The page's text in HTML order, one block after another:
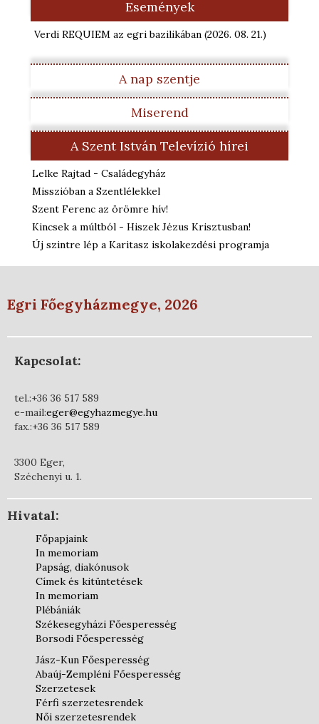
Események
Verdi REQUIEM az egri bazilikában (2026. 08. 21.)
A nap szentje
Miserend
A Szent István Televízió hírei
Lelke Rajtad - Családegyház
Misszióban a Szentlélekkel
Szent Ferenc az örömre hív!
Kincsek a múltból - Hiszek Jézus Krisztusban!
Új szintre lép a Karitasz iskolakezdési programja
Egri Főegyházmegye, 2026
Kapcsolat:
tel.:+36 36 517 589
e-mail:eger@egyhazmegye.hu
fax.:+36 36 517 589
3300 Eger,
Széchenyi u. 1.
Hivatal:
Főpapjaink
In memoriam
Papság, diakónusok
Címek és kitüntetések
In memoriam
Plébániák
Székesegyházi Főesperesség
Borsodi Főesperesség
Jász-Kun Főesperesség
Abaúj-Zempléni Főesperesség
Szerzetesek
Férfi szerzetesrendek
Női szerzetesrendek